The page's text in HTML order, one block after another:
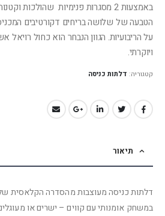
באמצעות 2 מסגרות פנימיות שהולכות
הטבעה של שלושה בריחים דקורטיבים
על הריבועיות. הגוון הנבחר הוא כחול רויאל
ויוקרתי.
קטגוריה: דלתות כניסה
תיאור
דלתות כניסה מעוצבות מהסדרה הקלאסית
במשחק אומנותי עם קווים – ישרים או